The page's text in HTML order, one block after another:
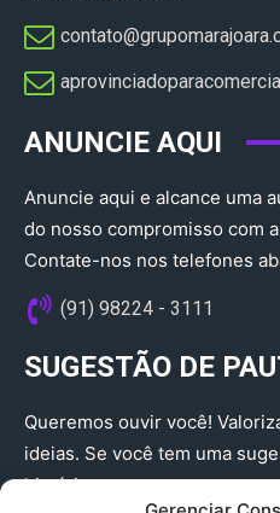
ANUNCIE AQUI
Anuncie aqui e alcance uma
do nosso compromisso com
Contate-nos nos telefones
(91) 98224 - 3111
SUGESTÃO DE
Queremos ouvir você!
ideias. Se você tem uma
história que merece ser